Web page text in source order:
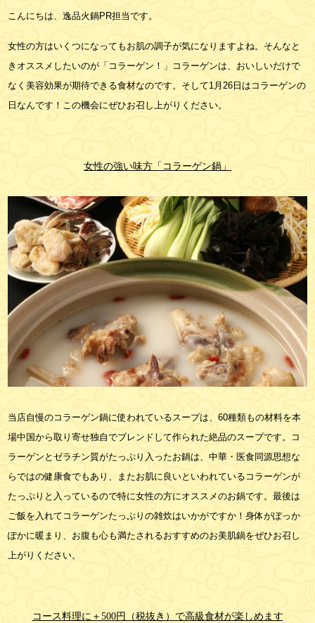
こんにちは、逸品火鍋PR担当です。
女性の方はいくつになってもお肌の調子が気になりますよね。そんなと
きオススメしたいのが「コラーゲン！」コラーゲンは、おいしいだけで
なく美容効果が期待できる食材なのです。そして1月26日はコラーゲンの
日なんです！この機会にぜひお召し上がりください。
女性の強い味方「コラーゲン鍋」
当店自慢のコラーゲン鍋に使われているスープは、60種類もの材料を本
場中国から取り寄せ独自でブレンドして作られた絶品のスープです。コ
ラーゲンとゼラチン質がたっぷり入ったお鍋は、中華・医食同源思想な
らではの健康食でもあり、またお肌に良いといわれているコラーゲンが
たっぷりと入っているので特に女性の方にオススメのお鍋です。最後は
ご飯を入れてコラーゲンたっぷりの雑炊はいかがですか！身体がぽっか
ぽかに暖まり、お腹も心も満たされるおすすめのお美肌鍋をぜひお召し
上がりください。
コース料理に＋500円（税抜き）で高級食材が楽しめます